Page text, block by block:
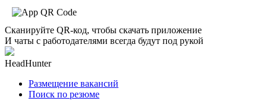
Сканируйте QR-код, чтобы скачать приложение
И чаты с работодателями всегда будут под рукой
HeadHunter
Размещение вакансий
Поиск по резюме